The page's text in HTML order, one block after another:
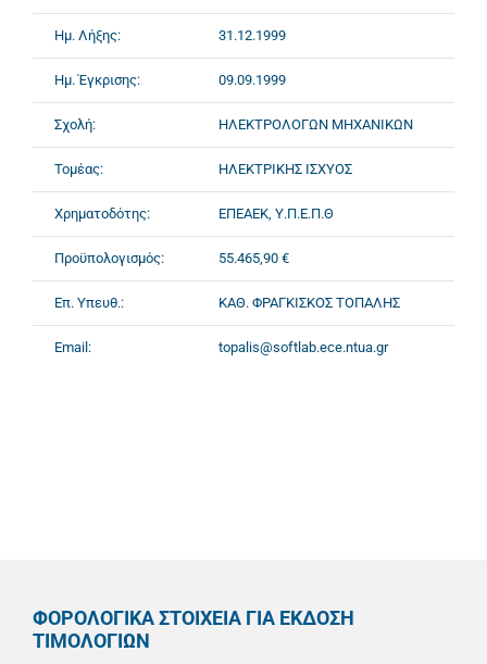
Ημ. Λήξης: 31.12.1999
Ημ. Έγκρισης: 09.09.1999
Σχολή: ΗΛΕΚΤΡΟΛΟΓΩΝ ΜΗΧΑΝΙΚΩΝ
Τομέας: ΗΛΕΚΤΡΙΚΗΣ ΙΣΧΥΟΣ
Χρηματοδότης: ΕΠΕΑΕΚ, Υ.Π.Ε.Π.Θ
Προϋπολογισμός: 55.465,90 €
Επ. Υπευθ.: ΚΑΘ. ΦΡΑΓΚΙΣΚΟΣ ΤΟΠΑΛΗΣ
Email: topalis@softlab.ece.ntua.gr
ΦΟΡΟΛΟΓΙΚΑ ΣΤΟΙΧΕΙΑ ΓΙΑ ΕΚΔΟΣΗ
ΤΙΜΟΛΟΓΙΩΝ